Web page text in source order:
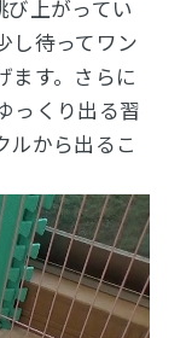
び上がってい
し待ってワン
ます。さらに
っくり出る習
ルから出るこ